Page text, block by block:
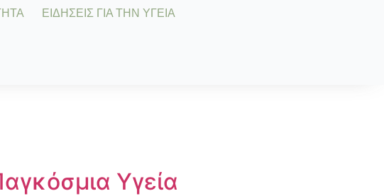
ΕΙΔΗΣΕΙΣ ΓΙΑ ΤΗΝ ΥΓΕΙΑ
Υγεία